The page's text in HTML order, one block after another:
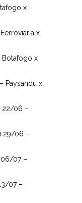
x
x
Botafogo x
Paysandu x
22/06 –
29/06 –
07 –
07 –